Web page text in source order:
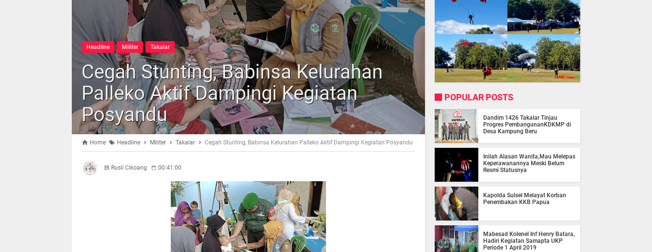
Headline Militer Takalar
Cegah Stunting, Babinsa Kelurahan
Palleko Aktif Dampingi Kegiatan
Posyandu
Home Headline Militer Takalar Cegah Stunting, Babinsa Kelurahan Palleko Aktif Dampingi Kegiatan Posyandu
Rusli Cikoang 00:41:00
POPULAR POSTS
Dandim 1426 Takalar Tinjau
Progres PembangunanKDKMP di
Desa Kampung Beru
Inilah Alasan Wanita,Mau Melepas
Keperawanannya Meski Belum
Resmi Statusnya
Kapolda Sulsel Melayat Korban
Penembakan KKB Papua
Mabesad Kolenel Inf Henry Batara,
Hadiri Kegiatan Samapta UKP
Periode 1 April 2019